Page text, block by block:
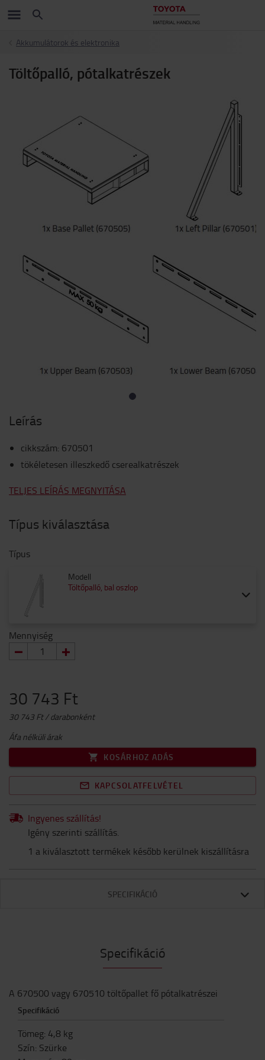
Akkumulátorok és elektronika
Töltőpalló, pótalkatrészek
Leírás
cikkszám: 670501
tökéletesen illeszkedő cserealkatrészek
TELJES LEÍRÁS MEGNYITÁSA
Típus kiválasztása
Típus
Modell
Töltőpalló, bal oszlop
Mennyiség
30 743 Ft
30 743 Ft / darabonként
Áfa nélküli árak
KOSÁRHOZ ADÁS
KAPCSOLATFELVÉTEL
Ingyenes szállítás!
Igény szerinti szállítás.
1 a kiválasztott termékek később kerülnek kiszállításra
SPECIFIKÁCIÓ
Specifikáció
A 670500 vagy 670510 töltőpallet fő pótalkatrészei
Specifikáció
Tömeg: 4,8 kg
Szín: Szürke